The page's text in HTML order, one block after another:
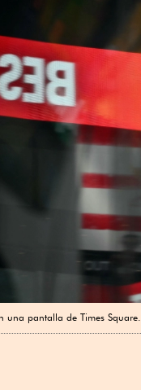
una pantalla de Times Square.